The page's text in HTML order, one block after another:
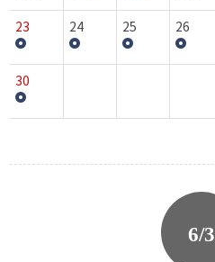
23 24 25 26
30
6/3